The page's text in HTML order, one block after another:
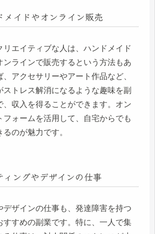
メイドやオンライン販売
リエイティブな人は、ハンドメイド
ンラインで販売するという方法もあ
、アクセサリーやアート作品など、
ストレス解消になるような趣味を副
、収入を得ることができます。オン
フォームを活用して、自宅からでも
のが魅力です。
ングやデザインの仕事
デザインの仕事も、発達障害を持つ
すすめの副業です。特に、一人で集